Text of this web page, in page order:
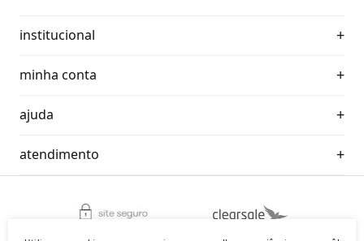
institucional
minha conta
ajuda
atendimento